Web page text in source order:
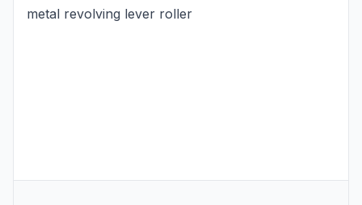
metal revolving lever roller